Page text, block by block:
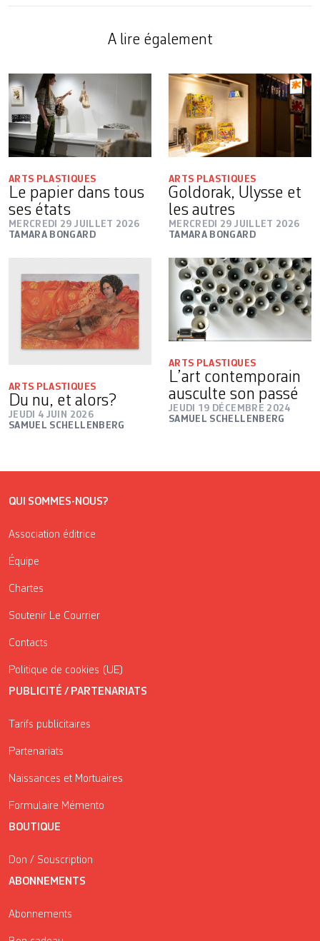
A lire également
ARTS PLASTIQUES
Le papier dans tous
ses états
MERCREDI 29 JUILLET 2026
TAMARA BONGARD
ARTS PLASTIQUES
Goldorak, Ulysse et
les autres
MERCREDI 29 JUILLET 2026
TAMARA BONGARD
ARTS PLASTIQUES
Du nu, et alors?
JEUDI 4 JUIN 2026
SAMUEL SCHELLENBERG
ARTS PLASTIQUES
L’art contemporain
ausculte son passé
JEUDI 19 DÉCEMBRE 2024
SAMUEL SCHELLENBERG
QUI SOMMES-NOUS?
Association éditrice
Équipe
Chartes
Soutenir Le Courrier
Contacts
Politique de cookies (UE)
PUBLICITÉ / PARTENARIATS
Tarifs publicitaires
Partenariats
Naissances et Mortuaires
Formulaire Mémento
BOUTIQUE
Don / Souscription
ABONNEMENTS
Abonnements